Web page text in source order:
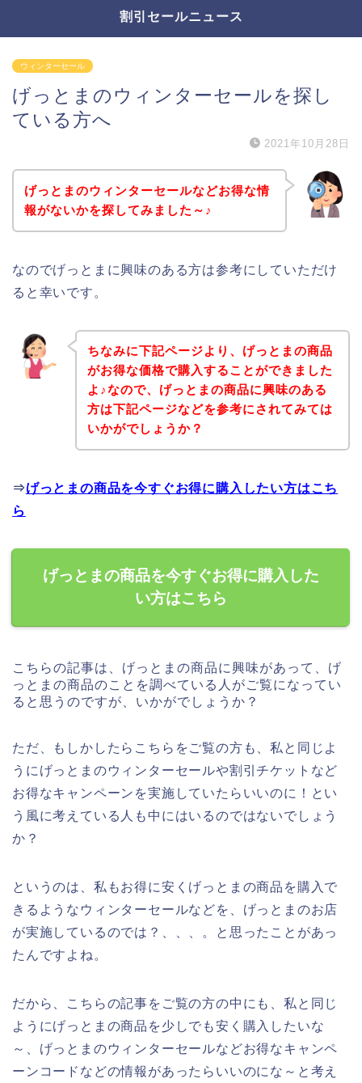
割引セールニュース
ウィンターセール
げっとまのウィンターセールを探し
ている方へ
2021年10月28日
げっとまのウィンターセールなどお得な情
報がないかを探してみました～♪
なのでげっとまに興味のある方は参考にしていただけ
ると幸いです。
ちなみに下記ページより、げっとまの商品
がお得な価格で購入することができました
よ♪なので、げっとまの商品に興味のある
方は下記ページなどを参考にされてみては
いかがでしょうか？
⇒げっとまの商品を今すぐお得に購入したい方はこち
ら
げっとまの商品を今すぐお得に購入した
い方はこちら
こちらの記事は、げっとまの商品に興味があって、げ
っとまの商品のことを調べている人がご覧になってい
ると思うのですが、いかがでしょうか？
ただ、もしかしたらこちらをご覧の方も、私と同じよ
うにげっとまのウィンターセールや割引チケットなど
お得なキャンペーンを実施していたらいいのに！とい
う風に考えている人も中にはいるのではないでしょう
か？
というのは、私もお得に安くげっとまの商品を購入で
きるようなウィンターセールなどを、げっとまのお店
が実施しているのでは？、、、。と思ったことがあっ
たんですよね。
だから、こちらの記事をご覧の方の中にも、私と同じ
ようにげっとまの商品を少しでも安く購入したいな
～、げっとまのウィンターセールなどお得なキャンペ
ーンコードなどの情報があったらいいのにな～と考え